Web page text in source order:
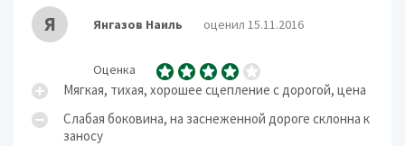
Я Янгазов Наиль оценил 15.11.2016
Оценка
Мягкая, тихая, хорошее сцепление с дорогой, цена
Слабая боковина, на заснеженной дороге склонна к
заносу